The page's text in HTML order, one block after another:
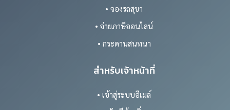
• จองรถสุขา
• จ่ายภาษีออนไลน์
• กระดานสนทนา
สำหรับเจ้าหน้าที่
• เข้าสู่ระบบอีเมล์